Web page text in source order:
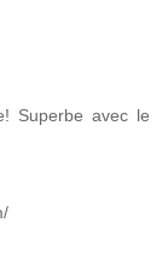
Superbe avec le